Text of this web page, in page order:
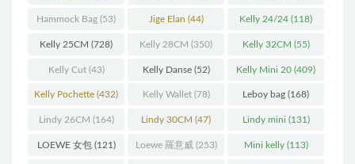
(216) (60)
Hammock Bag (53) Jige Elan (44) Kelly 24/24 (118)
Kelly 25CM (728) Kelly 28CM (350) Kelly 32CM (55)
Kelly Cut(43) Kelly Danse(52) Kelly Mini 20 (409)
Kelly Pochette (432) Kelly Wallet(78) Leboy bag (168)
Lindy 26CM (164) Lindy 30CM (47) Lindy mini (131)
LOEWE 女包(121) Loewe 羅意威(253) Mini kelly(113)